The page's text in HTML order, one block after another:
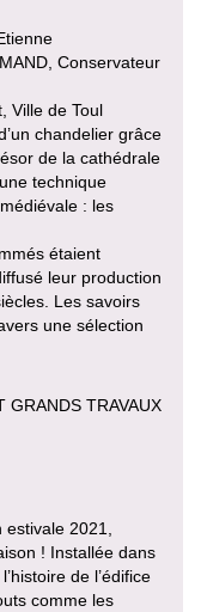
Conservateur
Ville de Toul
chandelier grâce
de la cathédrale
technique
: les
étaient
leur production
Les savoirs
une sélection
GRANDS TRAVAUX
2021,
! Installée dans
de l’édifice
comme les